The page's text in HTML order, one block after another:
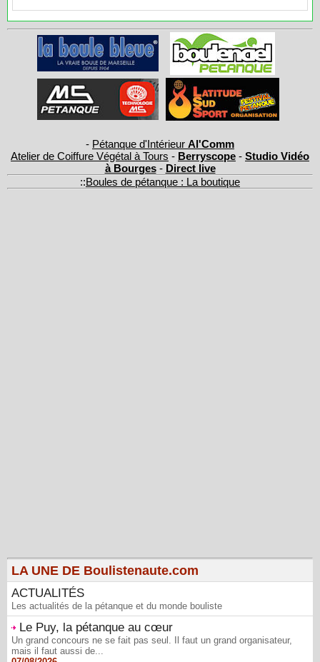
- Pétanque d'Intérieur Al'Comm
Atelier de Coiffure Végétal à Tours - Berryscope - Studio Vidéo
à Bourges- Direct live
::Boules de pétanque : La boutique
LA UNE DE Boulistenaute.com
ACTUALITÉS
Les actualités de la pétanque et du monde bouliste
Le Puy, la pétanque au cœur
Un grand concours ne se fait pas seul. Il faut un grand organisateur,
mais il faut aussi de...